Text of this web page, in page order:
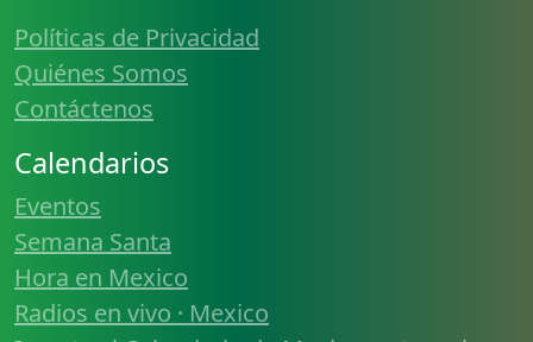
Políticas de Privacidad
Quiénes Somos
Contáctenos
Calendarios
Eventos
Semana Santa
Hora en Mexico
Radios en vivo · Mexico